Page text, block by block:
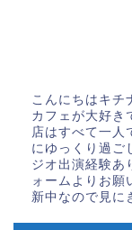
こんにちはキチ
カフェが大好き
店はすべて一人
にゆっくり過ご
ジオ出演経験あ
ォームよりお
新中なので見に